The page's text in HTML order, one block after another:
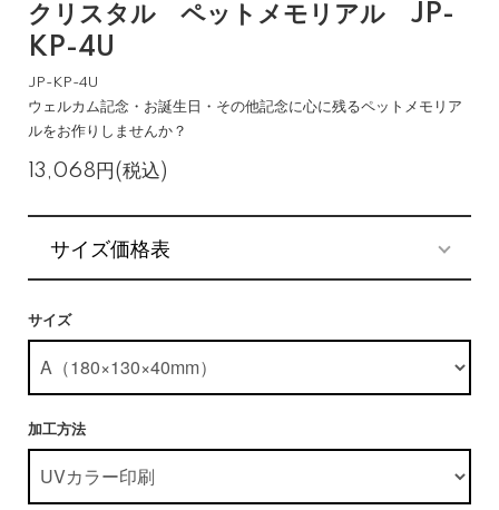
クリスタル ペットメモリアル JP-
KP-4U
JP-KP-4U
ウェルカム記念・お誕生日・その他記念に心に残るペットメモリア
ルをお作りしませんか？
13,068円(税込)
サイズ価格表
サイズ
加工方法